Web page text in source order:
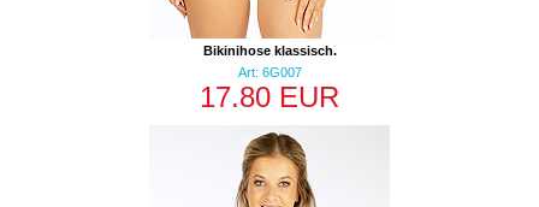
Bikinihose klassisch.
Art: 6G007
17.80 EUR